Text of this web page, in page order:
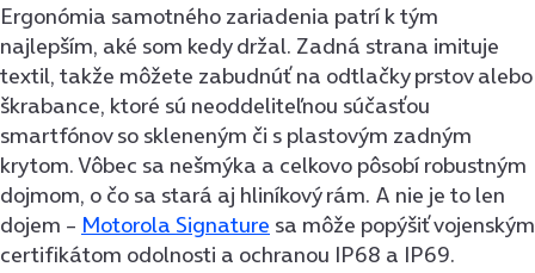
Ergonómia samotného zariadenia patrí k tým
najlepším, aké som kedy držal. Zadná strana imituje
textil, takže môžete zabudnúť na odtlačky prstov alebo
škrabance, ktoré sú neoddeliteľnou súčasťou
smartfónov so skleneným či s plastovým zadným
krytom. Vôbec sa nešmýka a celkovo pôsobí robustným
dojmom, o čo sa stará aj hliníkový rám. A nie je to len
dojem – Motorola Signature sa môže popýšiť vojenským
certifikátom odolnosti a ochranou IP68 a IP69.